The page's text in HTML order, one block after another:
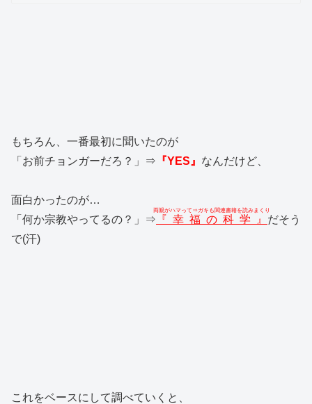
もちろん、一番最初に聞いたのが
「お前チョンガーだろ？」⇒ 『YES』 なんだけど、
面白かったのが…
「何か宗教やってるの？」⇒ 『幸福の科学』
両親がハマって⇒ガキも関連書籍を読みまくり
だそう
で(汗)
これをベースにして調べていくと、